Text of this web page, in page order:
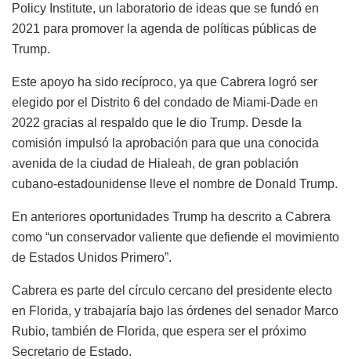
Policy Institute, un laboratorio de ideas que se fundó en
2021 para promover la agenda de políticas públicas de
Trump.
Este apoyo ha sido recíproco, ya que Cabrera logró ser
elegido por el Distrito 6 del condado de Miami-Dade en
2022 gracias al respaldo que le dio Trump. Desde la
comisión impulsó la aprobación para que una conocida
avenida de la ciudad de Hialeah, de gran población
cubano-estadounidense lleve el nombre de Donald Trump.
En anteriores oportunidades Trump ha descrito a Cabrera
como “un conservador valiente que defiende el movimiento
de Estados Unidos Primero”.
Cabrera es parte del círculo cercano del presidente electo
en Florida, y trabajaría bajo las órdenes del senador Marco
Rubio, también de Florida, que espera ser el próximo
Secretario de Estado.